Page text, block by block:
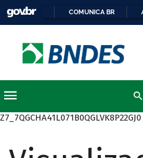
COMUNICA BR
Z7_7QGCHA41L071B0QGLVK8P22GJ0